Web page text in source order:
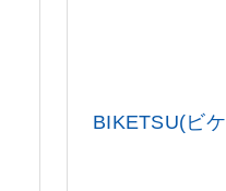
BIKETSU(ビ